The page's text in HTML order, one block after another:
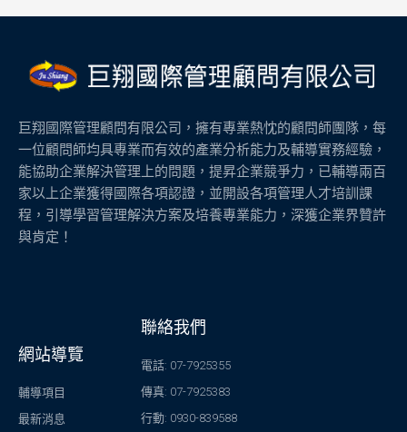
巨翔國際管理顧問有限公司，擁有專業熱忱的顧問師團隊，每
一位顧問師均具專業而有效的產業分析能力及輔導實務經驗，
能協助企業解決管理上的問題，提昇企業競爭力，已輔導兩百
家以上企業獲得國際各項認證，並開設各項管理人才培訓課
程，引導學習管理解決方案及培養專業能力，深獲企業界贊許
與肯定！
網站導覽
輔導項目
最新消息
聯絡我們
電話: 07-7925355
傳真: 07-7925383
行動: 0930-839588